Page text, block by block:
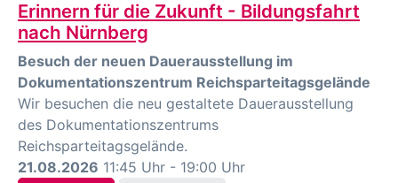
Erinnern für die Zukunft - Bildungsfahrt
nach Nürnberg
Besuch der neuen Dauerausstellung im
Dokumentationszentrum Reichsparteitagsgelände
Wir besuchen die neu gestaltete Dauerausstellung
des Dokumentationszentrums
Reichsparteitagsgelände.
21.08.2026 11:45 Uhr - 19:00 Uhr